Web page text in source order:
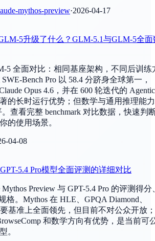
Mind
工程
Verified
工程
mythos-preview·2026-04-17
5升级了什么？GLM-5.1与GLM-5全面
5 全面对比：相同基座架构，不同后训练
Bench Pro 以 58.4 分跻身全球第一，
Opus 4.6，并在 600 轮迭代的 Agentic
的长时运行优势；但数学与通用推理能
查看完整 benchmark 对比数据，快速判
的使用场景。
04-08
5.4 Pro模型全面评测的详细对比
Preview 与 GPT-5.4 Pro 的评测得分
格。Mythos 在 HLE、GPQA Diamond、
要基准上全面领先，但目前不对公众开放；
和数学方向有优势，是当前可
。